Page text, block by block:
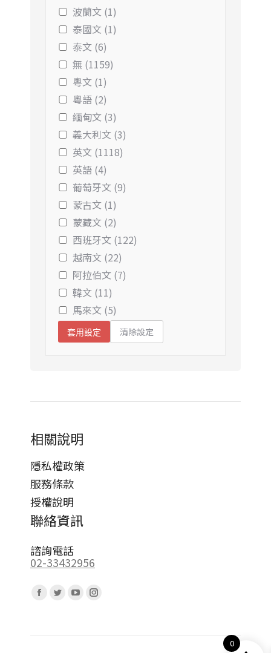
波蘭文 (1)
泰國文 (1)
泰文 (6)
無 (1159)
粵文 (1)
粵語 (2)
緬甸文 (3)
義大利文 (3)
英文 (1118)
英語 (4)
葡萄牙文 (9)
蒙古文 (1)
蒙藏文 (2)
西班牙文 (122)
越南文 (22)
阿拉伯文 (7)
韓文 (11)
馬來文 (5)
套用設定 清除設定
相關說明
隱私權政策
服務條款
授權說明
聯絡資訊
諮詢電話
02-33432956
Facebook
opens
Twitter
opens
YouTube
opens
Instagram
opens
0